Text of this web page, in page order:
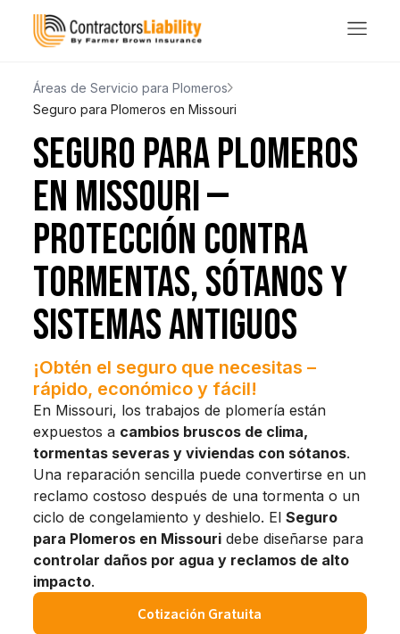
Áreas de Servicio para Plomeros
Seguro para Plomeros en Missouri
SEGURO PARA PLOMEROS
EN MISSOURI —
PROTECCIÓN CONTRA
TORMENTAS, SÓTANOS Y
SISTEMAS ANTIGUOS
¡Obtén el seguro que necesitas –
rápido, económico y fácil!
En Missouri, los trabajos de plomería están
expuestos a cambios bruscos de clima,
tormentas severas y viviendas con sótanos.
Una reparación sencilla puede convertirse en un
reclamo costoso después de una tormenta o un
ciclo de congelamiento y deshielo. El Seguro
para Plomeros en Missouridebe diseñarse para
controlar daños por agua y reclamos de alto
impacto.
Cotización Gratuita